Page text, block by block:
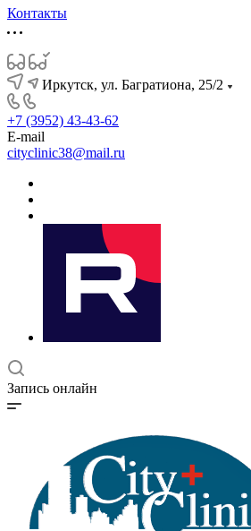
Контакты
Иркутск, ул. Багратиона, 25/2
+7 (3952) 43-43-62
E-mail
cityclinic38@mail.ru
Запись онлайн